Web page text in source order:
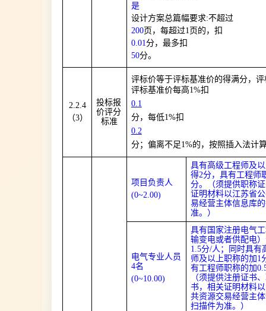
是
设计方案总篇幅要求:不超过
200页，每超过1页的，扣
0.01分，最多扣
50分。
2.2.4
（3）
投标报
价评分
标准
评标价等于评标基准价的得满分，
评标基准价每高1%扣
0.1
分，每低1%扣
0.2
分；偏离不足1%的，按照插入法计
项目负责人
(0~2.00)
具有高级工程师及
得2分，具有工程师
分。（须提供职称
证明材料以江苏省
易经营主体信息库
准。）
电气专业人员
4名
(0~10.00)
具有国家注册电气
输变电或者供配电
1.5分/人；同时具有
师及以上职称的加1
有工程师职称的加
（须提供注册证书
书，相关证明材料
共资源交易经营主
扫描件为准。）